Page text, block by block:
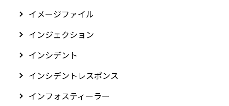
イメージファイル
インジェクション
インシデント
インシデントレスポンス
インフォスティーラー